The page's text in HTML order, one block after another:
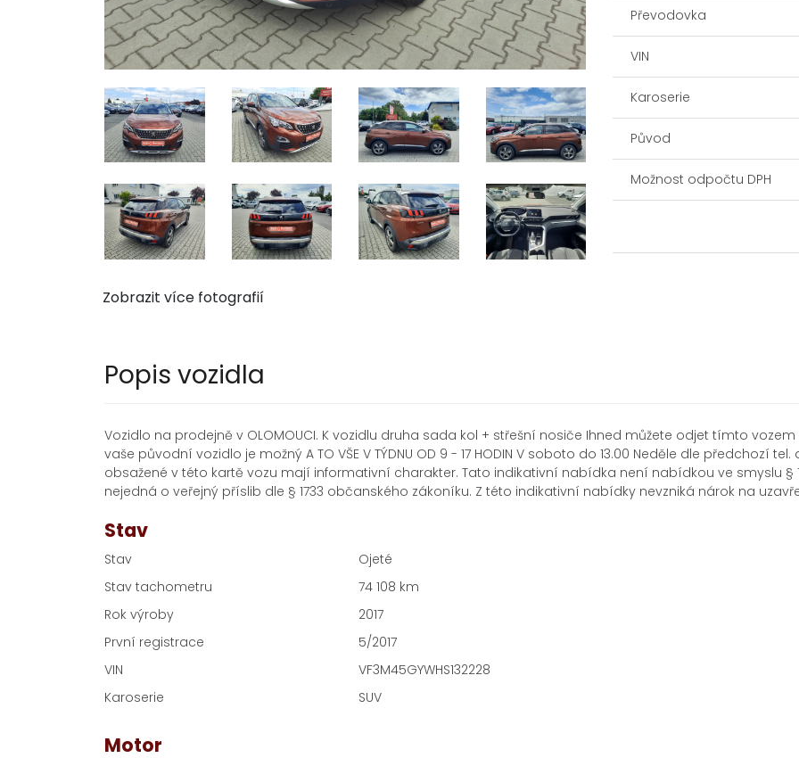
Zobrazit více fotografií
Převodovka
VIN
Karoserie
Původ
Možnost odpočtu DPH
Popis vozidla
Vozidlo na prodejně v OLOMOUCI. K vozidlu druha sada kol + střešní nosiče Ihned můžete odjet tímto
vaše původní vozidlo je možný A TO VŠE V TÝDNU OD 9 - 17 HODIN V soboto do 13.00 Neděle dle předchozí
obsažené v této kartě vozu mají informativní charakter. Tato indikativní nabídka není nabídkou ve smyslu §
nejedná o veřejný příslib dle § 1733 občanského zákoníku. Z této indikativní nabídky nevzniká nárok na
Stav
Stav
Ojeté
Stav tachometru
74 108 km
Rok výroby
2017
První registrace
5/2017
VIN
VF3M45GYWHS132228
Karoserie
SUV
Motor